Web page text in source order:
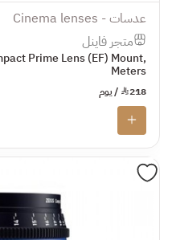
عدسات - Cinema lenses
متجر فاينل
Prime Lens (EF) Mount,
Meters
218
¥ / يوم